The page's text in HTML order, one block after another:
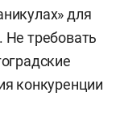
для
Не требовать
конкуренции